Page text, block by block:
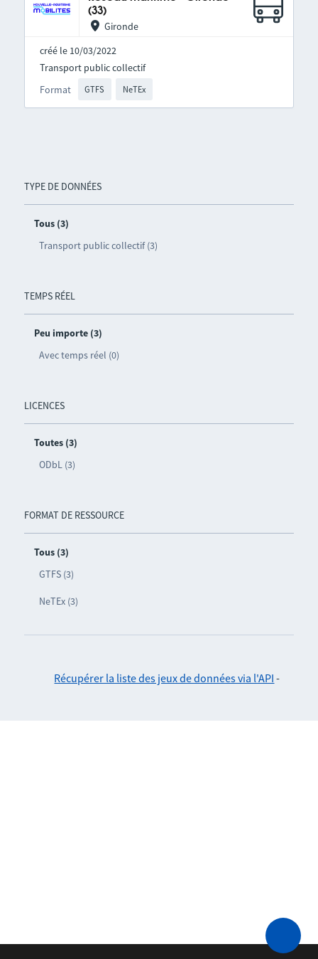
TYPE DE DONNÉES
Tous (3)
Transport public collectif (3)
TEMPS RÉEL
Peu importe (3)
Avec temps réel (0)
LICENCES
Toutes (3)
ODbL (3)
FORMAT DE RESSOURCE
Tous (3)
GTFS (3)
NeTEx (3)
(33)
Gironde
créé le 10/03/2022
Format GTFS NeTEx
Transport public collectif
Récupérer la liste des jeux de données via l'API -